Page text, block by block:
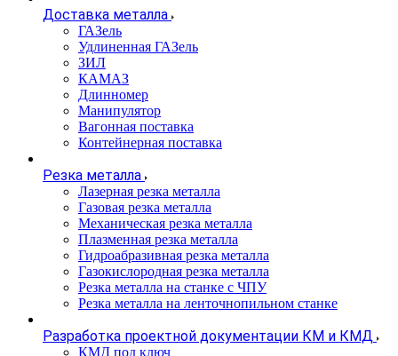
Доставка металла
ГАЗель
Удлиненная ГАЗель
ЗИЛ
КАМАЗ
Длинномер
Манипулятор
Вагонная поставка
Контейнерная поставка
Резка металла
Лазерная резка металла
Газовая резка металла
Механическая резка металла
Плазменная резка металла
Гидроабразивная резка металла
Газокислородная резка металла
Резка металла на станке с ЧПУ
Резка металла на ленточнопильном станке
Разработка проектной документации КМ и КМД
КМД под ключ